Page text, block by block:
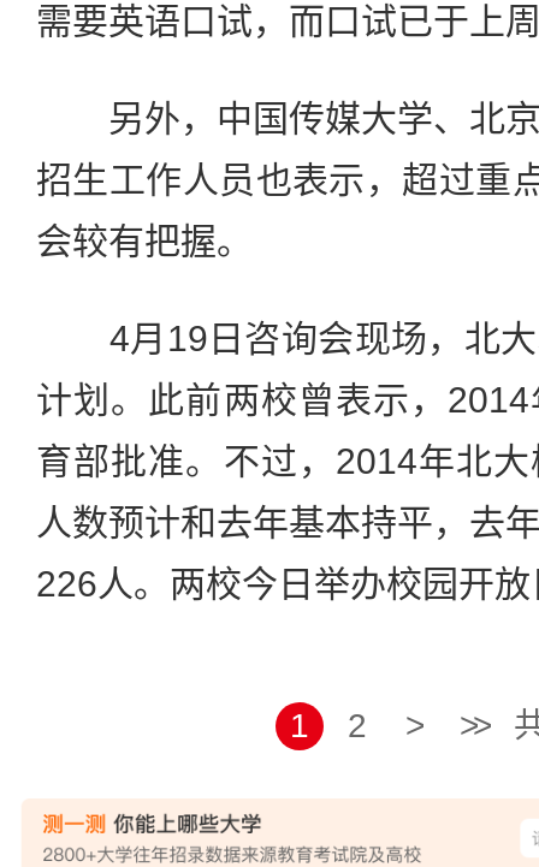
需要英语口试，而口试已于上
另外，中国传媒大学、北京
招生工作人员也表示，超过重
会较有把握。
4月19日咨询会现场，北大
计划。此前两校曾表示，
育部批准。不过，2014年北
人数预计和去年基本持平，去
226人。两校今日举办校园开
1 2 > >>